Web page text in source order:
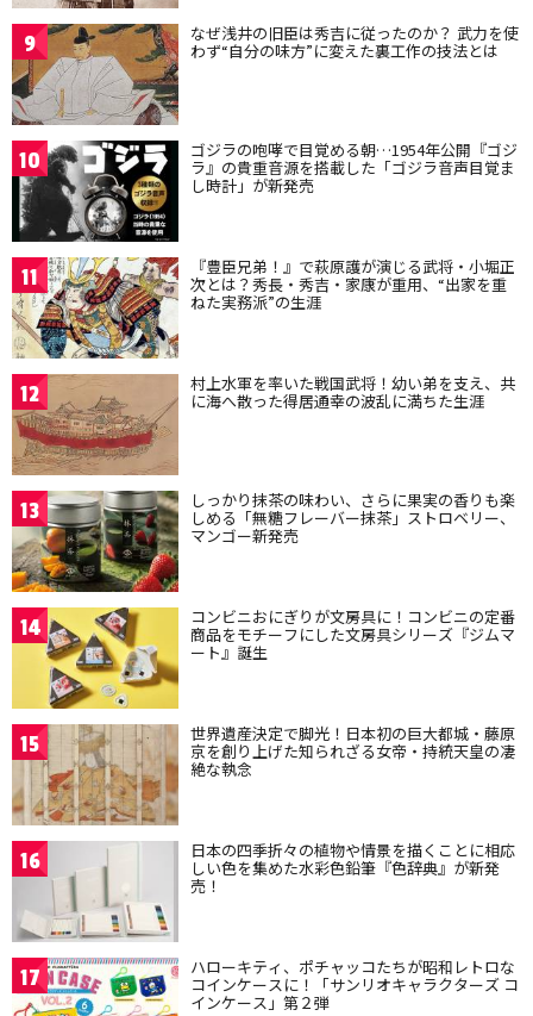
9 なぜ浅井の旧臣は秀吉に従ったのか？ 武力を使
わず“自分の味方”に変えた裏工作の技法とは
10 ゴジラの咆哮で目覚める朝…1954年公開『ゴジ
ラ』の貴重音源を搭載した「ゴジラ音声目覚ま
し時計」が新発売
11 『豊臣兄弟！』で萩原護が演じる武将・小堀正
次とは？秀長・秀吉・家康が重用、“出家を重
ねた実務派”の生涯
12 村上水軍を率いた戦国武将！幼い弟を支え、共
に海へ散った得居通幸の波乱に満ちた生涯
13 しっかり抹茶の味わい、さらに果実の香りも楽
しめる「無糖フレーバー抹茶」ストロベリー、
マンゴー新発売
14 コンビニおにぎりが文房具に！コンビニの定番
商品をモチーフにした文房具シリーズ『ジムマ
ート』誕生
15 世界遺産決定で脚光！日本初の巨大都城・藤原
京を創り上げた知られざる女帝・持統天皇の凄
絶な執念
16 日本の四季折々の植物や情景を描くことに相応
しい色を集めた水彩色鉛筆『色辞典』が新発
売！
17 ハローキティ、ポチャッコたちが昭和レトロな
コインケースに！「サンリオキャラクターズ コ
インケース」第２弾